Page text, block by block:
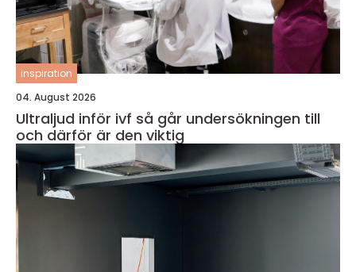
inspiration
04. August 2026
Ultraljud inför ivf så går undersökningen till
och därför är den viktig